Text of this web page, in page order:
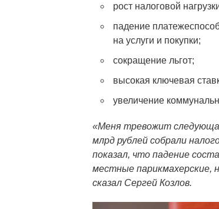
рост налоговой
падение
на услуги и покупки;
сокращение льгот;
высокая ключевая
увеличение
«Меня тревожит
млрд рублей собрали
показал, что падение
местные парикмахерские,
сказал Сергей Козлов.